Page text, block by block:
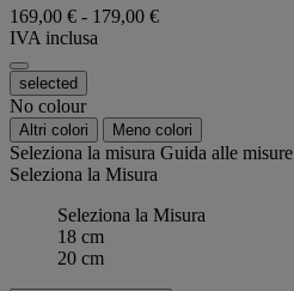
169,00 € - 179,00 €
IVA inclusa
selected
No colour
Altri colori Meno colori
Seleziona la misura Guida alle misure
Seleziona la Misura
Seleziona la Misura
18 cm
20 cm